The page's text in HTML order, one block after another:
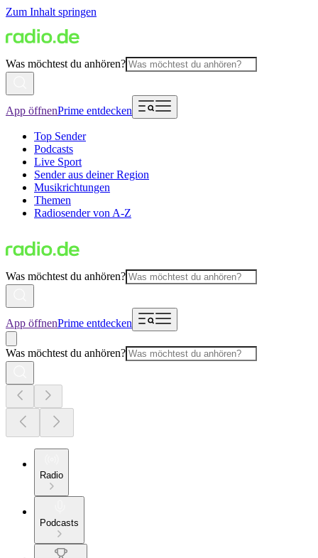
Zum Inhalt springen
Was möchtest du anhören?
App öffnenPrime entdecken
Top Sender
Podcasts
Live Sport
Sender aus deiner Region
Musikrichtungen
Themen
Radiosender von A-Z
Was möchtest du anhören?
App öffnenPrime entdecken
Was möchtest du anhören?
Radio
Podcasts